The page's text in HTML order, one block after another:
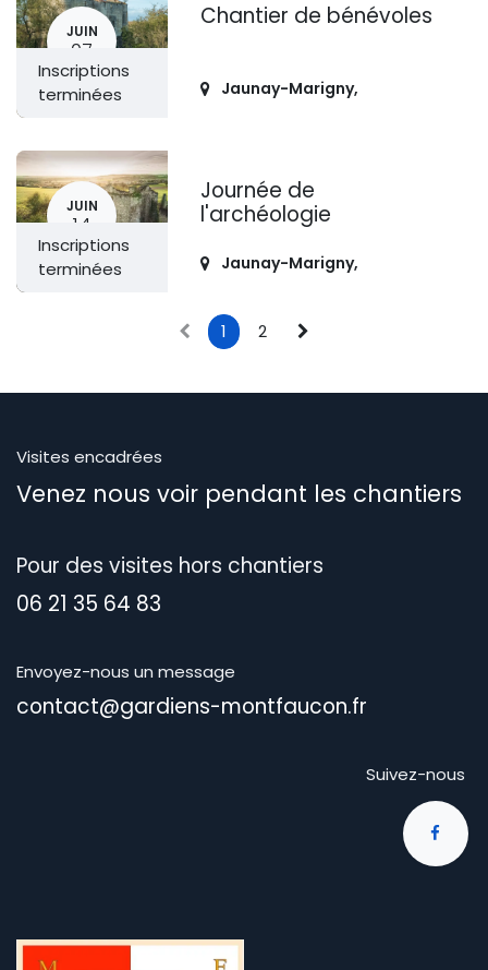
JUIN
07
Inscriptions
terminées
Chantier de bénévoles
Jaunay-Marigny,
JUIN
14
Inscriptions
terminées
Journée de
l'archéologie
Jaunay-Marigny,
1 2
Visites encadrées
Venez nous voir pendant les chantiers
Pour des visites hors chantiers
06 21 35 64 83
Envoyez-nous un message
contact@gardiens-montfaucon.fr
Suivez-nous